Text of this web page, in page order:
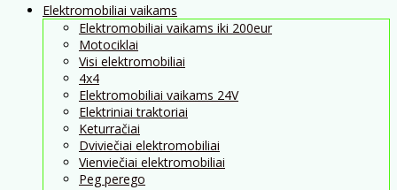
Elektromobiliai vaikams
Elektromobiliai vaikams iki 200eur
Motociklai
Visi elektromobiliai
4x4
Elektromobiliai vaikams 24V
Elektriniai traktoriai
Keturračiai
Dviviečiai elektromobiliai
Vienviečiai elektromobiliai
Peg perego